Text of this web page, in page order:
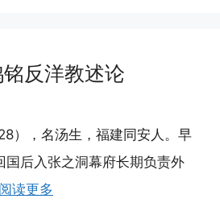
反洋教述论
），名汤生，福建同安人。早
国后入张之洞幕府长期负责外
阅读更多